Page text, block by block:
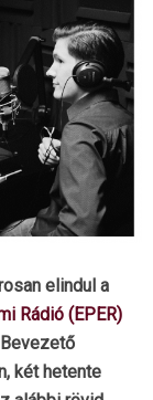
elindul a
Rádió (EPER)
két hetente